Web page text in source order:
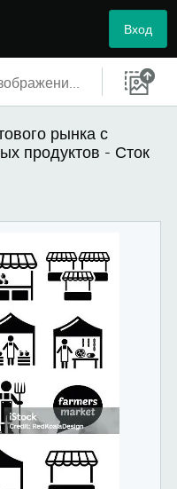
Вход
рынка с
продуктов - Сток